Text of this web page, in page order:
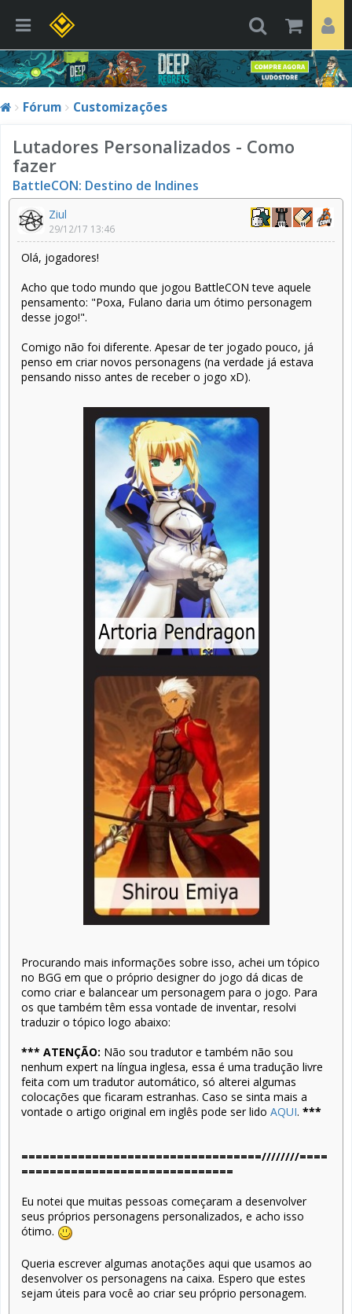
Fórum Customizações
Lutadores Personalizados - Como
fazer
BattleCON: Destino de Indines
Ziul
29/12/17 13:46
Olá, jogadores!
Acho que todo mundo que jogou BattleCON teve aquele
pensamento: "Poxa, Fulano daria um ótimo personagem
desse jogo!".
Comigo não foi diferente. Apesar de ter jogado pouco, já
penso em criar novos personagens (na verdade já estava
pensando nisso antes de receber o jogo xD).
Procurando mais informações sobre isso, achei um tópico
no BGG em que o próprio designer do jogo dá dicas de
como criar e balancear um personagem para o jogo. Para
os que também têm essa vontade de inventar, resolvi
traduzir o tópico logo abaixo:
*** ATENÇÃO: Não sou tradutor e também não sou
nenhum expert na língua inglesa, essa é uma tradução livre
feita com um tradutor automático, só alterei algumas
colocações que ficaram estranhas. Caso se sinta mais a
vontade o artigo original em inglês pode ser lido AQUI. ***
==================================////////====
==============================
Eu notei que muitas pessoas começaram a desenvolver
seus próprios personagens personalizados, e acho isso
ótimo.
Queria escrever algumas anotações aqui que usamos ao
desenvolver os personagens na caixa. Espero que estes
sejam úteis para você ao criar seu próprio personagem.